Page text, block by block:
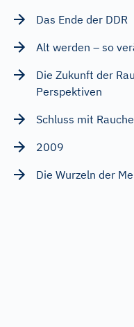
Das Ende der DDR
Alt werden – so
Die Zukunft der
Perspektiven
Schluss mit
2009
Die Wurzeln der